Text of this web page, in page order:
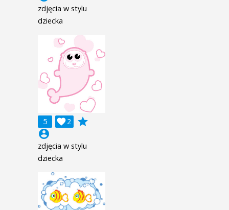
zdjęcia w stylu
dziecka
5 2

grade
account_circle
zdjęcia w stylu
dziecka